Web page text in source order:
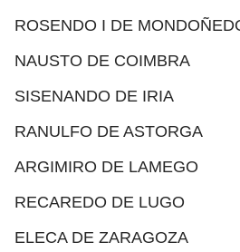
ROSENDO I DE
NAUSTO DE COIMBRA
SISENANDO DE IRIA
RANULFO DE ASTORGA
ARGIMIRO DE LAMEGO
RECAREDO DE LUGO
ELECA DE ZARAGOZA